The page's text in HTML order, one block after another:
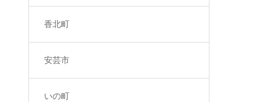
香北町
安芸市
いの町